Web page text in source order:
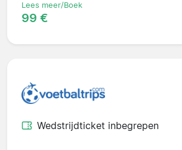
Lees meer/Boek
99 €
Wedstrijdticket inbegrepen